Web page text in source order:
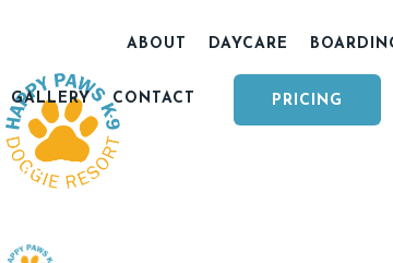
ABOUT DAYCARE
GALLERY CONTACT PRICING
ABOUT